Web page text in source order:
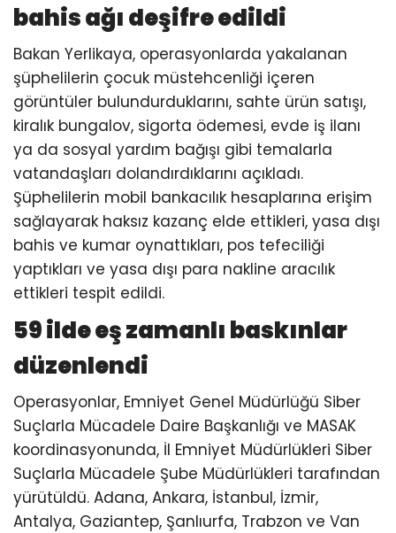
bahis ağı deşifre edildi
Bakan Yerlikaya, operasyonlarda yakalanan
şüphelilerin çocuk müstehcenliği içeren
görüntüler bulundurduklarını, sahte ürün satışı,
kiralık bungalov, sigorta ödemesi, evde iş ilanı
ya da sosyal yardım bağışı gibi temalarla
vatandaşları dolandırdıklarını açıkladı.
Şüphelilerin mobil bankacılık hesaplarına erişim
sağlayarak haksız kazanç elde ettikleri, yasa dışı
bahis ve kumar oynattıkları, pos tefeciliği
yaptıkları ve yasa dışı para nakline aracılık
ettikleri tespit edildi.
59 ilde eş zamanlı baskınlar
düzenlendi
Operasyonlar, Emniyet Genel Müdürlüğü Siber
Suçlarla Mücadele Daire Başkanlığı ve MASAK
koordinasyonunda, İl Emniyet Müdürlükleri Siber
Suçlarla Mücadele Şube Müdürlükleri tarafından
yürütüldü. Adana, Ankara, İstanbul, İzmir,
Antalya, Gaziantep, Şanlıurfa, Trabzon ve Van